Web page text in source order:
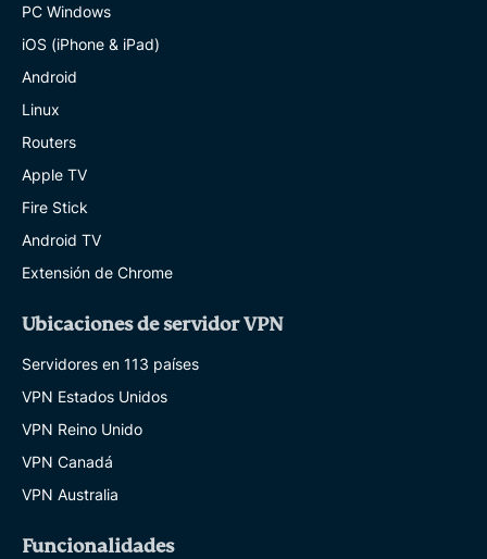
PC Windows
iOS (iPhone & iPad)
Android
Linux
Routers
Apple TV
Fire Stick
Android TV
Extensión de Chrome
Ubicaciones de servidor VPN
Servidores en 113 países
VPN Estados Unidos
VPN Reino Unido
VPN Canadá
VPN Australia
Funcionalidades